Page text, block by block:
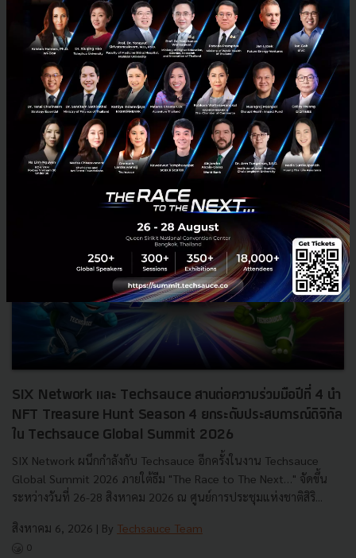
RELATED ARTICLE
SIX Network และ Techsauce สานต่อความร่วมมือปีที่ 4 นำ
NFT Treasure Hunt Season 4 ยกระดับประสบการณ์ดิจิทัล
ใน Techsauce Global Summit 2026
SIX Network ผนึกกำลังกับ Techsauce อีกครั้งในงาน Techsauce
Global Summit 2026 ภายใต้ธีม "The Race to The Next…" จัดขึ้น
ระหว่างวันที่ 26-28 สิงหาคม 2026 ณ ศูนย์การประชุมแห่งชาติสิริ...
สิงหาคม 6, 2026 | By Techsauce Team
0